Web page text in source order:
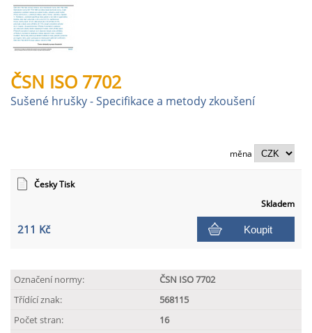
ČSN ISO 7702
Sušené hrušky - Specifikace a metody zkoušení
měna
Česky Tisk
Skladem
211 Kč Koupit
Označení normy:
ČSN ISO 7702
Třídící znak:
568115
Počet stran:
16